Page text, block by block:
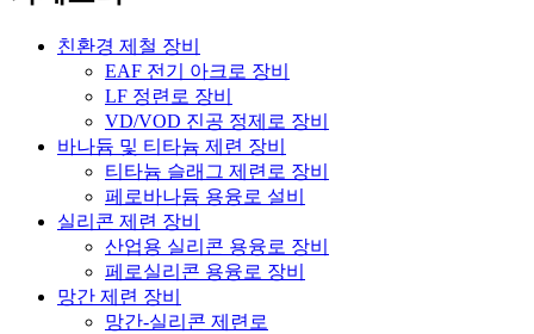
친환경 제철 장비
EAF 전기 아크로 장비
LF 정련로 장비
VD/VOD 진공 정제로 장비
바나듐 및 티타늄 제련 장비
티타늄 슬래그 제련로 장비
페로바나듐 용융로 설비
실리콘 제련 장비
산업용 실리콘 용융로 장비
페로실리콘 용융로 장비
망간 제련 장비
망간-실리콘 제련로